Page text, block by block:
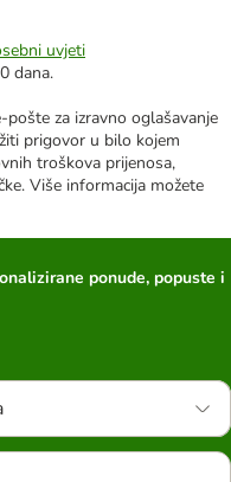
uvjeti
dana.
za izravno oglašavanje
prigovor u bilo kojem
troškova prijenosa,
Više informacija možete
ponude, popuste i